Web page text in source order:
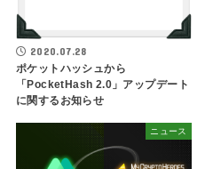
2020.07.28
ポケットハッシュから
「PocketHash 2.0」アップデート
に関するお知らせ
ニュース